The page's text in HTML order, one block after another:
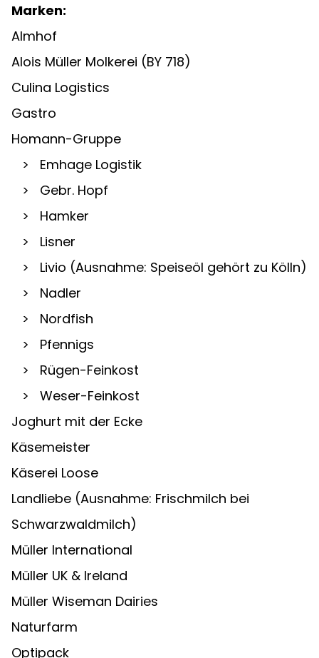
Marken:
Almhof
Alois Müller Molkerei (BY 718)
Culina Logistics
Gastro
Homann-Gruppe
   >   Emhage Logistik
   >   Gebr. Hopf
   >   Hamker
   >   Lisner
   >   Livio (Ausnahme: Speiseöl gehört zu Kölln)
   >   Nadler
   >   Nordfish
   >   Pfennigs
   >   Rügen-Feinkost
   >   Weser-Feinkost
Joghurt mit der Ecke
Käsemeister
Käserei Loose
Landliebe (Ausnahme: Frischmilch bei
Schwarzwaldmilch)
Müller International
Müller UK & Ireland
Müller Wiseman Dairies
Naturfarm
Optipack